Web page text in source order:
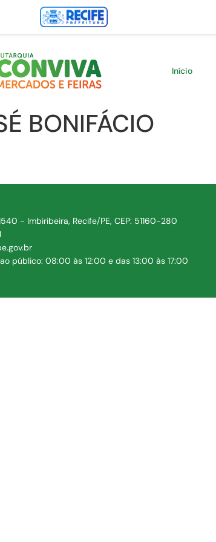
Início
BONIFÁCIO
- Imbiribeira, Recife/PE, CEP: 51160-280
público: 08:00 às 12:00 e das 13:00 às 17:00